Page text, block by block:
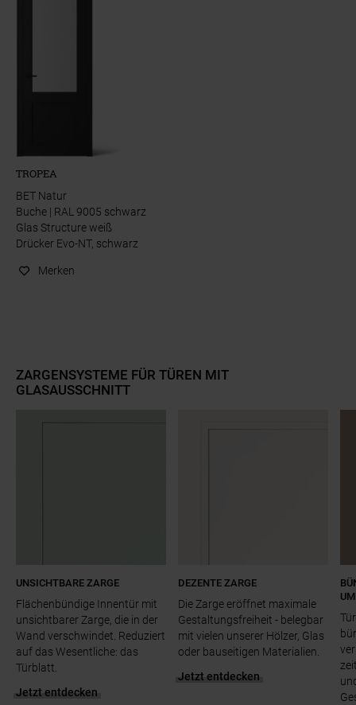
TROPEA
BET Natur
Buche | RAL 9005 schwarz
Glas Structure weiß
Drücker Evo-NT, schwarz
Merken
ZARGENSYSTEME FÜR TÜREN MIT
GLASAUSSCHNITT
UNSICHTBARE ZARGE
Flächenbündige Innentür mit
unsichtbarer Zarge, die in der
Wand verschwindet. Reduziert
auf das Wesentliche: das
Türblatt.
Jetzt entdecken
DEZENTE ZARGE
Die Zarge eröffnet maximale
Gestaltungsfreiheit - belegbar
mit vielen unserer Hölzer, Glas
oder bauseitigen Materialien.
Jetzt entdecken